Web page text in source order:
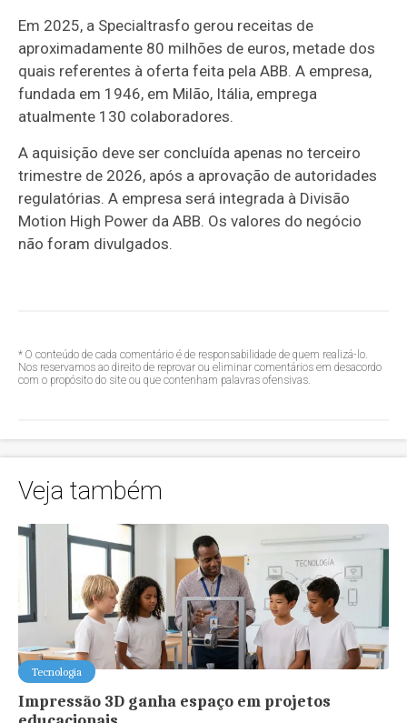
Em 2025, a Specialtrasfo gerou receitas de
aproximadamente 80 milhões de euros, metade dos
quais referentes à oferta feita pela ABB. A empresa,
fundada em 1946, em Milão, Itália, emprega
atualmente 130 colaboradores.
A aquisição deve ser concluída apenas no terceiro
trimestre de 2026, após a aprovação de autoridades
regulatórias. A empresa será integrada à Divisão
Motion High Power da ABB. Os valores do negócio
não foram divulgados.
* O conteúdo de cada comentário é de responsabilidade de quem realizá-lo.
Nos reservamos ao direito de reprovar ou eliminar comentários em desacordo
com o propósito do site ou que contenham palavras ofensivas.
Veja também
Tecnologia
Impressão 3D ganha espaço em projetos